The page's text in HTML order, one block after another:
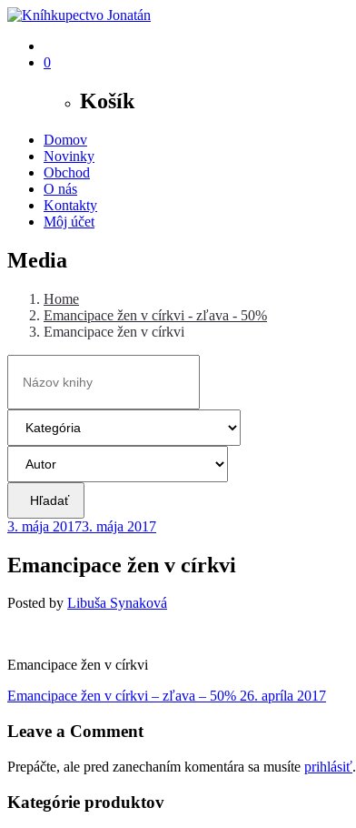
0
Košík
Domov
Novinky
Obchod
O nás
Kontakty
Môj účet
Media
Home
Emancipace žen v církvi - zľava - 50%
Emancipace žen v církvi
Hľadať
3. mája 20173. mája 2017
Emancipace žen v církvi
Posted by Libuša Synaková
Emancipace žen v církvi
Navigácia
v
Emancipace žen v církvi – zľava – 50% Previous
26. apríla 2017
Leave a Comment
Prepáčte, ale pred zanechaním komentára sa musíte prihlásiť.
Kategórie produktov